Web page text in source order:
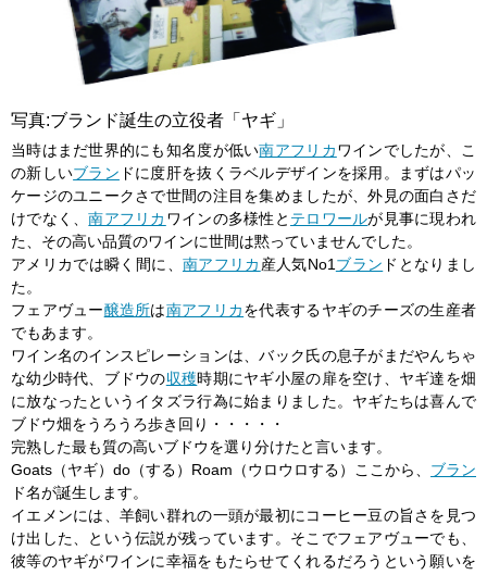
写真:ブランド誕生の立役者「ヤギ」
当時はまだ世界的にも知名度が低い南アフリカワインでしたが、こ
の新しいブラン ドに度肝を抜くラベルデザインを採用。まずはパッ
ケージのユニークさで世間の注目を集めましたが、外見の面白さだ
けでなく、南アフリカ ワインの多様性と テロワールが見事に現われ
た、その高い品質のワインに世間は黙っていませんでした。
アメリカでは瞬く間に、 南アフリカ 産人気No1 ブラン ドとなりまし
た。
フェアヴュー醸造所は南アフリカを代表するヤギのチーズの生産者
でもあます。
ワイン名のインスピレーションは、バック氏の息子がまだやんちゃ
な幼少時代、ブドウの収穫時期にヤギ小屋の扉を空け、ヤギ達を畑
に放なったというイタズラ行為に始まりました。ヤギたちは喜んで
ブドウ畑をうろうろ歩き回り・・・・・
完熟した最も質の高いブドウを選り分けたと言います。
Goats（ヤギ）do（する）Roam（ウロウロする）ここから、 ブラン
ド名が誕生します。
イエメンには、羊飼い群れの一頭が最初にコーヒー豆の旨さを見つ
け出した、という伝説が残っています。そこでフェアヴューでも、
彼等のヤギがワインに幸福をもたらせてくれるだろうという願いを